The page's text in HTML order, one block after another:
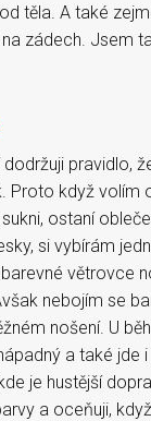
těla. A také
zádech. Jsem
pravidlo,
Proto když volím
ostaní
si vybírám
větrovce
nebojím se
nošení. U
a také jde i
je hustější
a oceňuji,